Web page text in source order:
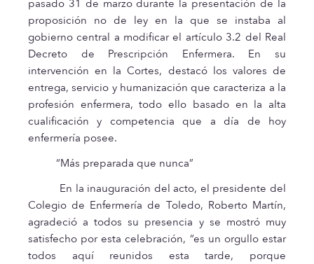
pasado 31 de marzo durante la presentación de la
proposición no de ley en la que se instaba al
gobierno central a modificar el artículo 3.2 del Real
Decreto de Prescripción Enfermera. En su
intervención en la Cortes, destacó los valores de
entrega, servicio y humanización que caracteriza a la
profesión enfermera, todo ello basado en la alta
cualificación y competencia que a día de hoy
enfermería posee.
“Más preparada que nunca”
En la inauguración del acto, el presidente del
Colegio de Enfermería de Toledo, Roberto Martín,
agradeció a todos su presencia y se mostró muy
satisfecho por esta celebración, “es un orgullo estar
todos aquí reunidos esta tarde, porque